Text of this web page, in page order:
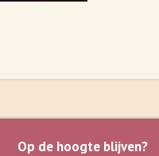
Op de hoogte blijven?